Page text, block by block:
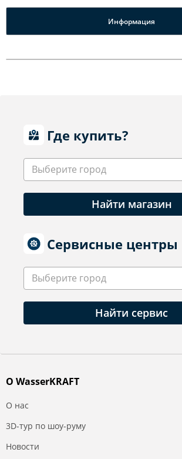
Информация
Где купить?
Выберите город
Найти магазин
Сервисные центры
Выберите город
Найти сервис
О WasserKRAFT
О нас
3D-тур по шоу-руму
Новости